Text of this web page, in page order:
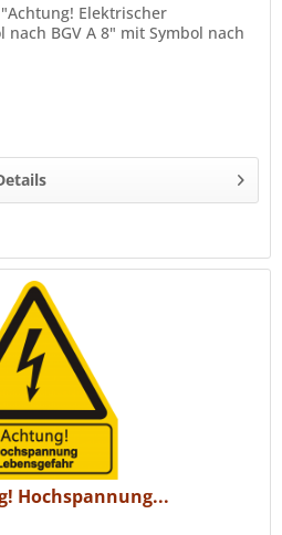
Elektrischer
BGV A 8" mit Symbol nach
Hochspannung...